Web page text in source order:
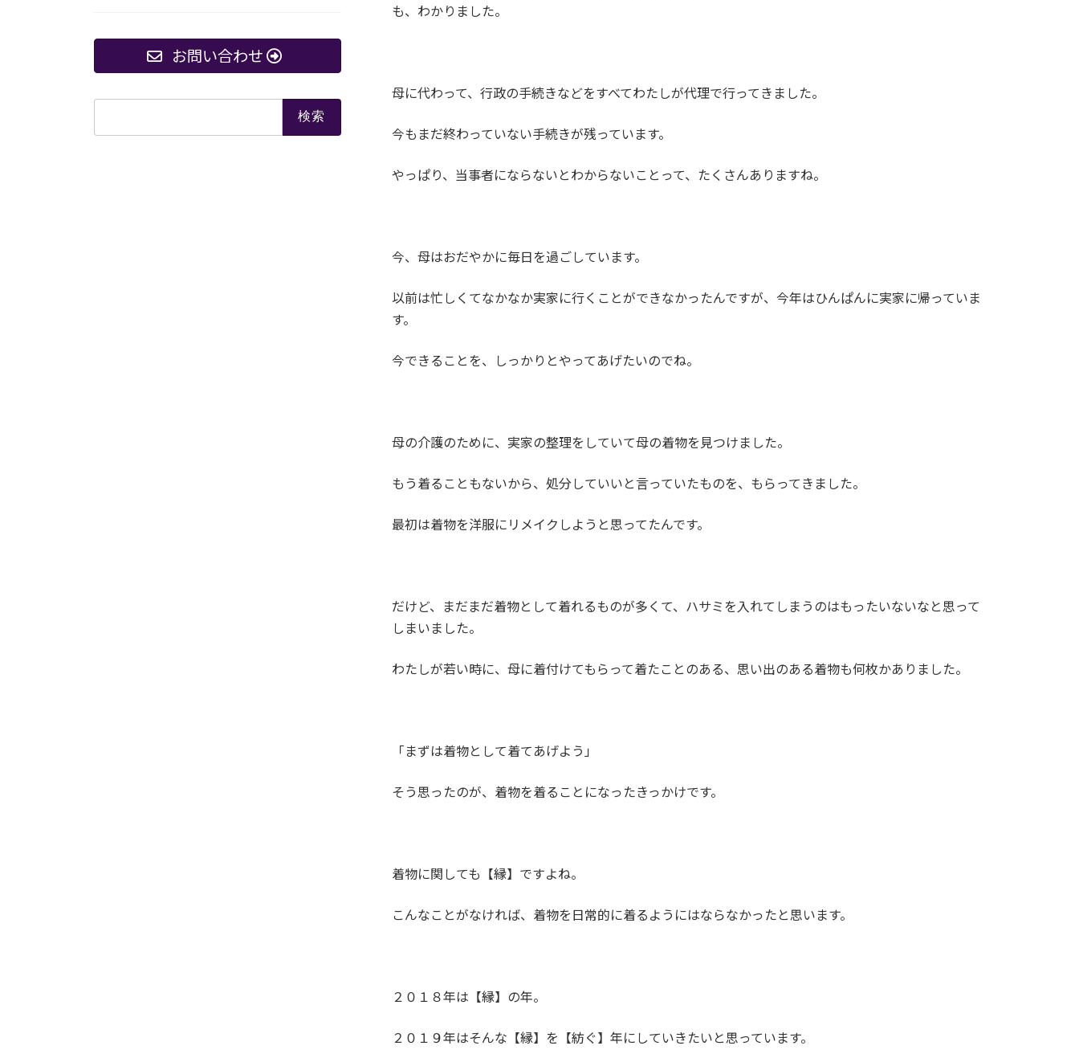
も、わかりました。
母に代わって、行政の手続きなどをすべてわたしが代理で行ってきました。
今もまだ終わっていない手続きが残っています。
やっぱり、当事者にならないとわからないことって、たくさんありますね。
今、母はおだやかに毎日を過ごしています。
以前は忙しくてなかなか実家に行くことができなかったんですが、今年はひんぱんに実家に帰っていま
す。
今できることを、しっかりとやってあげたいのでね。
母の介護のために、実家の整理をしていて母の着物を見つけました。
もう着ることもないから、処分していいと言っていたものを、もらってきました。
最初は着物を洋服にリメイクしようと思ってたんです。
だけど、まだまだ着物として着れるものが多くて、ハサミを入れてしまうのはもったいないなと思って
しまいました。
わたしが若い時に、母に着付けてもらって着たことのある、思い出のある着物も何枚かありました。
「まずは着物として着てあげよう」
そう思ったのが、着物を着ることになったきっかけです。
着物に関しても【縁】ですよね。
こんなことがなければ、着物を日常的に着るようにはならなかったと思います。
２０１８年は【縁】の年。
２０１９年はそんな【縁】を【紡ぐ】年にしていきたいと思っています。
お問い合わせ